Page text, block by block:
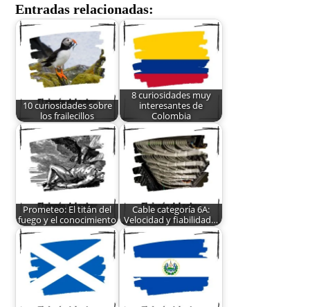
Entradas relacionadas:
10 curiosidades sobre
los frailecillos
8 curiosidades muy
interesantes de
Colombia
Prometeo: El titán del
fuego y el conocimiento
Cable categoría 6A:
Velocidad y fiabilidad…